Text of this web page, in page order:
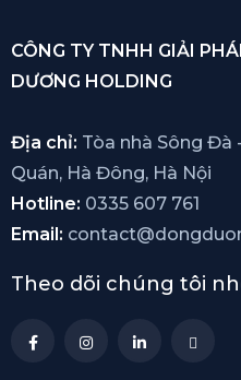
CÔNG TY TNHH GIẢI
DƯƠNG HOLDING
Địa chỉ: Tòa nhà Sông Đà
Quán, Hà Đông, Hà Nội
Hotline: 0335 607 761
Email:
Theo dõi chúng tôi